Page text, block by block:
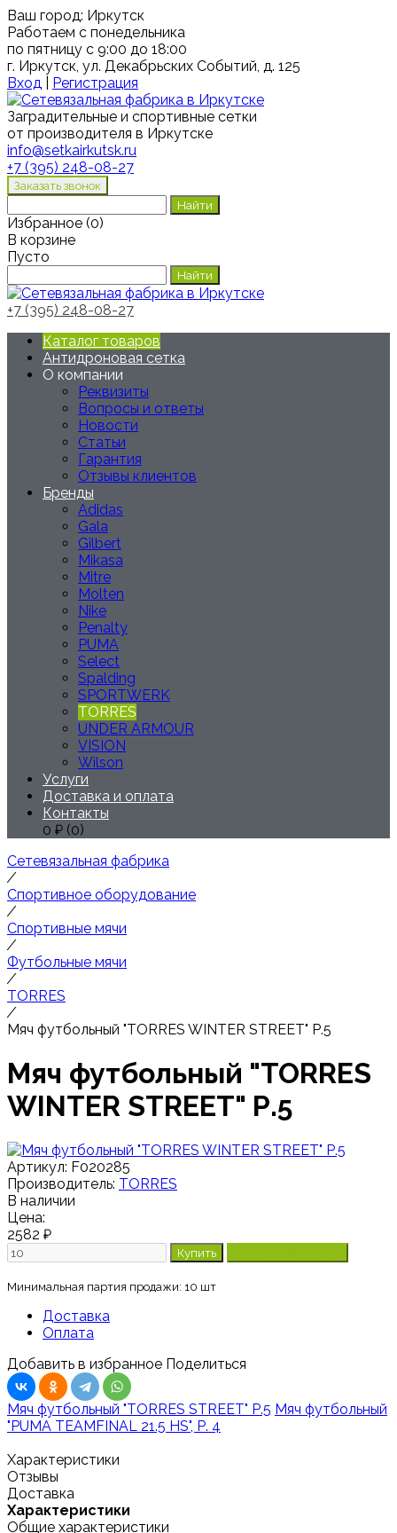
Ваш город: Иркутск
Работаем с понедельника
по пятницу с 9:00 до 18:00
г. Иркутск, ул. Декабрьских Событий, д. 125
Вход
Регистрация
Заградительные и спортивные сетки
от производителя в Иркутске
info@setkairkutsk.ru
+7 (395) 248-08-27
Избранное (0)
В корзине
Пусто
+7 (395) 248-08-27
Каталог товаров
Антидроновая сетка
О компании
Реквизиты
Вопросы и ответы
Новости
Статьи
Гарантия
Отзывы клиентов
Бренды
Adidas
Gala
Gilbert
Mikasa
Mitre
Molten
Nike
Penalty
PUMA
Select
Spalding
SPORTWERK
TORRES
UNDER ARMOUR
VISION
Wilson
Услуги
Доставка и оплата
Контакты
0 ₽ (0)
Сетевязальная фабрика
/
Спортивное оборудование
/
Спортивные мячи
/
Футбольные мячи
/
TORRES
/
Мяч футбольный "TORRES WINTER STREET" Р.5
Мяч футбольный "TORRES
WINTER STREET" Р.5
Артикул: F020285
Производитель: TORRES
В наличии
Цена:
2582 ₽
Минимальная партия продажи: 10 шт
Доставка
Оплата
Добавить в избранное Поделиться
Мяч футбольный "TORRES STREET" Р.5 Мяч футбольный
"PUMA TEAMFINAL 21.5 HS", Р. 4
Характеристики
Отзывы
Доставка
Характеристики
Общие характеристики